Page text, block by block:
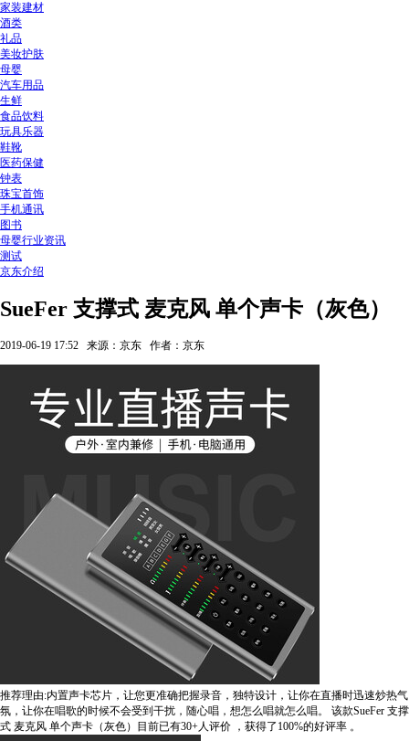
家装建材
酒类
礼品
美妆护肤
母婴
汽车用品
生鲜
食品饮料
玩具乐器
鞋靴
医药保健
钟表
珠宝首饰
手机通讯
图书
母婴行业资讯
测试
京东介绍
SueFer 支撑式 麦克风 单个声卡（灰色）
2019-06-19 17:52 来源：京东 作者：京东
推荐理由:内置声卡芯片，让您更准确把握录音，独特设计，让你在直播时迅速炒热气
氛，让你在唱歌的时候不会受到干扰，随心唱，想怎么唱就怎么唱。
该款SueFer 支撑
式 麦克风 单个声卡（灰色）目前已有30+人评价 ，获得了100%的好评率 。